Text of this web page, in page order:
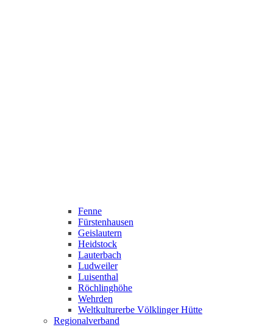
Fenne
Fürstenhausen
Geislautern
Heidstock
Lauterbach
Ludweiler
Luisenthal
Röchlinghöhe
Wehrden
Weltkulturerbe Völklinger Hütte
Regionalverband